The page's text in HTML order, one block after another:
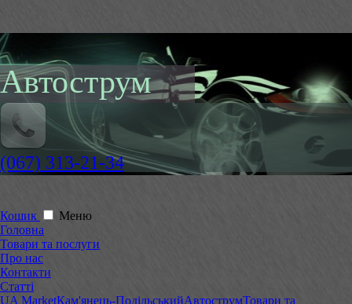
Автострум
(067) 313-21-34
Кошик
Меню
Головна
Товари та послуги
Про нас
Контакти
Статті
UA MarketКам'янець-ПодільськийАвтострумТовари та